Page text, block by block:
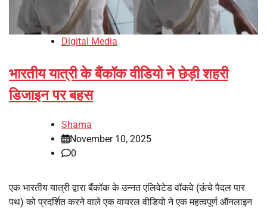
Digital Media
भारतीय यात्री के बैंकॉक वीडियो ने छेड़ी शहरी
डिजाइन पर बहस
Shama
November 10, 2025
0
एक भारतीय यात्री द्वारा बैंकॉक के उन्नत एलिवेटेड वॉकवे (ऊंचे पैदल पार
पथ) को प्रदर्शित करने वाले एक वायरल वीडियो ने एक महत्वपूर्ण ऑनलाइन